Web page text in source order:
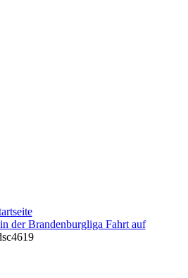
der Brandenburgliga Fahrt auf